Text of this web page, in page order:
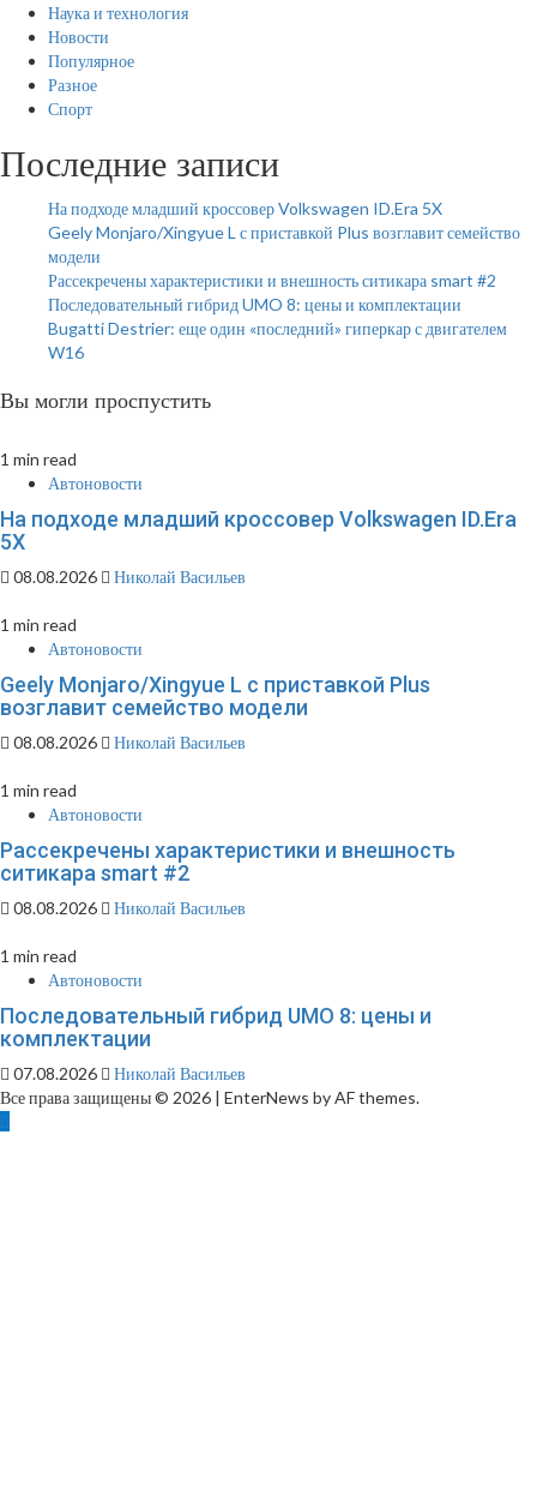
Наука и технология
Новости
Популярное
Разное
Спорт
Последние записи
На подходе младший кроссовер Volkswagen ID.Era 5X
Geely Monjaro/Xingyue L с приставкой Plus возглавит семейство
модели
Рассекречены характеристики и внешность ситикара smart #2
Последовательный гибрид UMO 8: цены и комплектации
Bugatti Destrier: еще один «последний» гиперкар с двигателем
W16
Вы могли проспустить
1 min read
Автоновости
На подходе младший кроссовер Volkswagen ID.Era
5X
08.08.2026 Николай Васильев
1 min read
Автоновости
Geely Monjaro/Xingyue L с приставкой Plus
возглавит семейство модели
08.08.2026 Николай Васильев
1 min read
Автоновости
Рассекречены характеристики и внешность
ситикара smart #2
08.08.2026 Николай Васильев
1 min read
Автоновости
Последовательный гибрид UMO 8: цены и
комплектации
07.08.2026
Николай Васильев
Все права защищены © 2026 | EnterNews by AF themes.